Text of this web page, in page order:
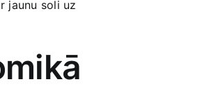
jaunu soli uz